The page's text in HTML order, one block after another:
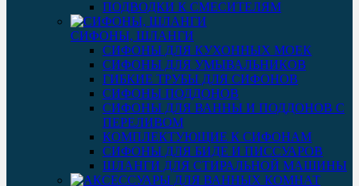
ПОДВОДКИ К СМЕСИТЕЛЯМ
СИФОНЫ, ШЛАНГИ
СИФОНЫ ДЛЯ КУХОННЫХ МОЕК
СИФОНЫ ДЛЯ УМЫВАЛЬНИКОВ
ГИБКИЕ ТРУБЫ ДЛЯ СИФОНОВ
СИФОНЫ ПОДДОНОВ
СИФОНЫ ДЛЯ ВАННЫ И ПОДДОНОВ С
ПЕРЕЛИВОМ
КОМПЛЕКТУЮЩИЕ К СИФОНАМ
СИФОНЫ ДЛЯ БИДЕ И ПИССУАРОВ
ШЛАНГИ ДЛЯ СТИРАЛЬНОЙ МАШИНЫ